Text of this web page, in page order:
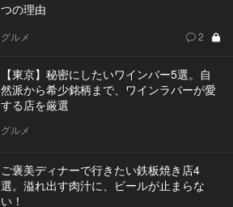
つの理由
グルメ 2
【東京】秘密にしたいワインバー5選。自
然派から希少銘柄まで、ワインラバーが愛
する店を厳選
グルメ
ご褒美ディナーで行きたい鉄板焼き店4
選。溢れ出す肉汁に、ビールが止まらな
い！